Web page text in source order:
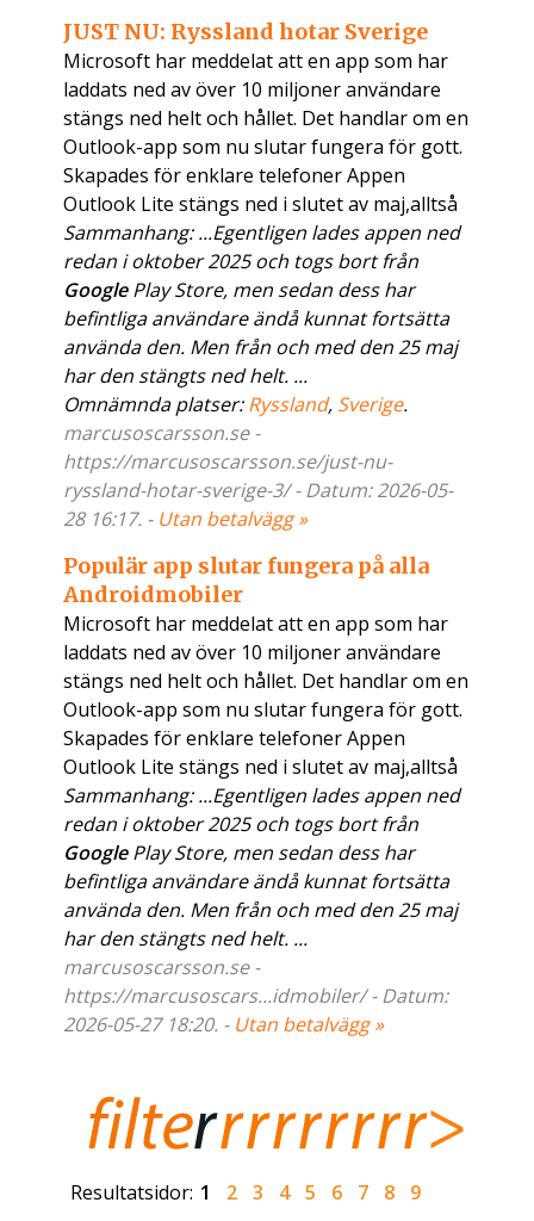
JUST NU: Ryssland hotar Sverige
Microsoft har meddelat att en app som har
laddats ned av över 10 miljoner användare
stängs ned helt och hållet. Det handlar om en
Outlook-app som nu slutar fungera för gott.
Skapades för enklare telefoner Appen
Outlook Lite stängs ned i slutet av maj,alltså
Sammanhang: ...Egentligen lades appen ned
redan i oktober 2025 och togs bort från
GooglePlay Store, men sedan dess har
befintliga användare ändå kunnat fortsätta
använda den. Men från och med den 25 maj
har den stängts ned helt. ...
Omnämnda platser:Ryssland, Sverige.
marcusoscarsson.se -
https://marcusoscarsson.se/just-nu-
ryssland-hotar-sverige-3/ - Datum: 2026-05-
28 16:17. - Utan betalvägg »
Populär app slutar fungera på alla
Androidmobiler
Microsoft har meddelat att en app som har
laddats ned av över 10 miljoner användare
stängs ned helt och hållet. Det handlar om en
Outlook-app som nu slutar fungera för gott.
Skapades för enklare telefoner Appen
Outlook Lite stängs ned i slutet av maj,alltså
Sammanhang: ...Egentligen lades appen ned
redan i oktober 2025 och togs bort från
GooglePlay Store, men sedan dess har
befintliga användare ändå kunnat fortsätta
använda den. Men från och med den 25 maj
har den stängts ned helt. ...
marcusoscarsson.se -
https://marcusoscars...idmobiler/ - Datum:
2026-05-27 18:20. - Utan betalvägg »
Resultatsidor: 1 2 3 4 5 6 7 8 9